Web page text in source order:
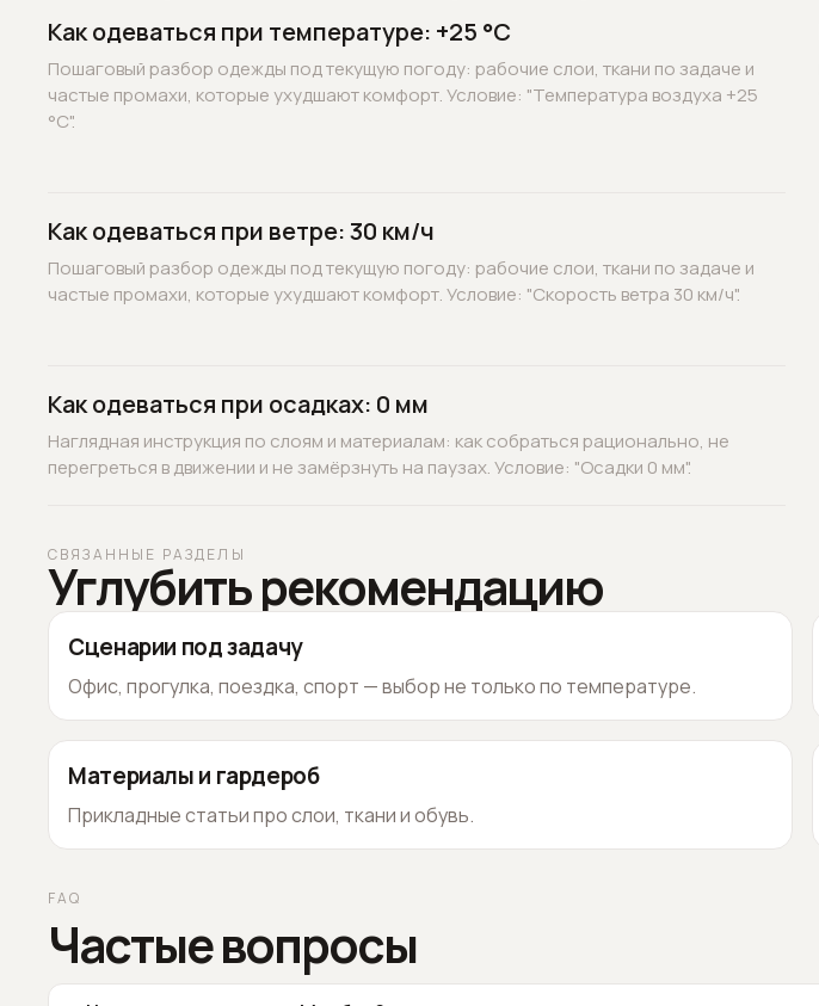
Как одеваться при температуре: +25 °C
Пошаговый разбор одежды под текущую погоду: рабочие слои, ткани по задаче и
частые промахи, которые ухудшают комфорт. Условие: "Температура воздуха +25
°C".
Как одеваться при ветре: 30 км/ч
Пошаговый разбор одежды под текущую погоду: рабочие слои, ткани по задаче и
частые промахи, которые ухудшают комфорт. Условие: "Скорость ветра 30 км/ч".
Как одеваться при осадках: 0 мм
Наглядная инструкция по слоям и материалам: как собраться рационально, не
перегреться в движении и не замёрзнуть на паузах. Условие: "Осадки 0 мм".
СВЯЗАННЫЕ РАЗДЕЛЫ
Углубить рекомендацию
Сценарии под задачу
Офис, прогулка, поездка, спорт — выбор не только по температуре.
Материалы и гардероб
Прикладные статьи про слои, ткани и обувь.
FAQ
Частые вопросы